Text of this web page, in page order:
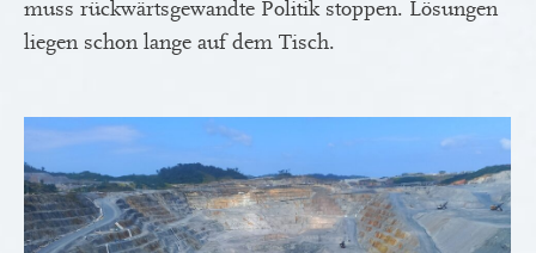
muss rückwärtsgewandte Politik stoppen. Lösungen
liegen schon lange auf dem Tisch.